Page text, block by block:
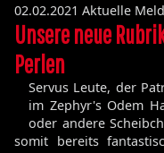
02.02.2021 Aktuelle
Unsere neue
Perlen
Servus Leute, der
im Zephyr's Odem
oder andere
somit bereits